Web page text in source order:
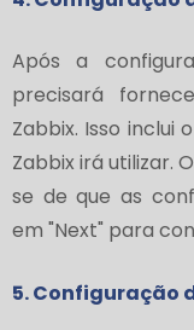
Após a
precisará
Zabbix. Isso inclui
Zabbix irá utilizar.
se de que as
em "Next" para
5. Configuração